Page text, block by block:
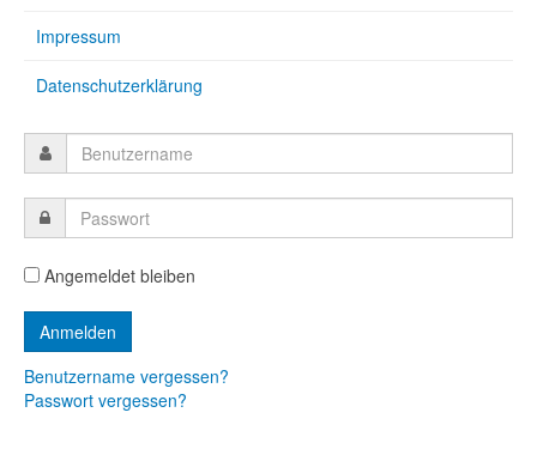
Impressum
Datenschutzerklärung
Angemeldet bleiben
Benutzername vergessen?
Passwort vergessen?